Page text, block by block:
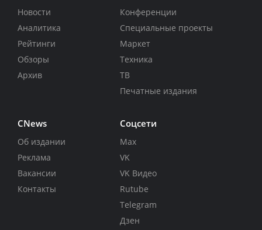
Новости
Аналитика
Рейтинги
Обзоры
Архив
Конференции
Специальные проекты
Маркет
Техника
ТВ
Печатные издания
CNews
Об издании
Реклама
Вакансии
Контакты
Соцсети
Max
VK
VK Видео
Rutube
Telegram
Дзен